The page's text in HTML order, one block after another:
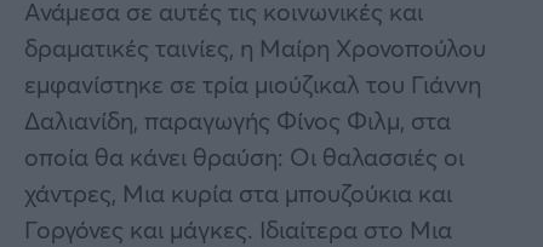
Ανάμεσα σε αυτές τις κοινωνικές και
δραματικές ταινίες, η Μαίρη Χρονοπούλου
εμφανίστηκε σε τρία μιούζικαλ του Γιάννη
Δαλιανίδη, παραγωγής Φίνος Φιλμ, στα
οποία θα κάνει θραύση: Οι θαλασσιές οι
χάντρες, Μια κυρία στα μπουζούκια και
Γοργόνες και μάγκες. Ιδιαίτερα στο Μια